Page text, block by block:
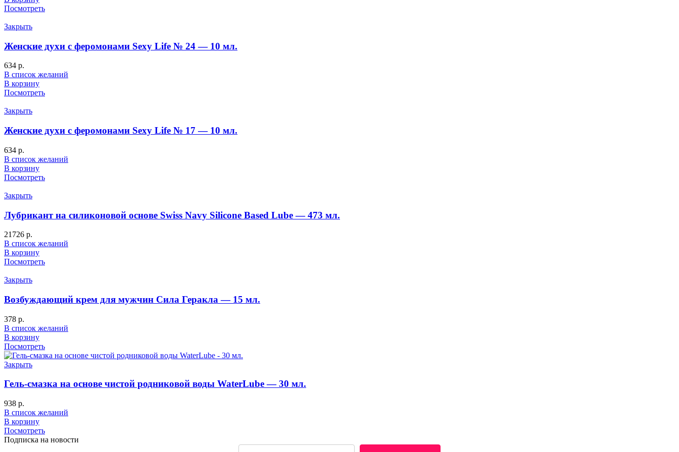
Посмотреть
Закрыть
Женские духи с феромонами Sexy Life № 24 — 10 мл.
634 р.
В список желаний
В корзину
Посмотреть
Закрыть
Женские духи с феромонами Sexy Life № 17 — 10 мл.
634 р.
В список желаний
В корзину
Посмотреть
Закрыть
Лубрикант на силиконовой основе Swiss Navy Silicone Based Lube — 473 мл.
21726 р.
В список желаний
В корзину
Посмотреть
Закрыть
Возбуждающий крем для мужчин Сила Геракла — 15 мл.
378 р.
В список желаний
В корзину
Посмотреть
Закрыть
Гель-смазка на основе чистой родниковой воды WaterLube — 30 мл.
938 р.
В список желаний
В корзину
Посмотреть
Подписка на новости